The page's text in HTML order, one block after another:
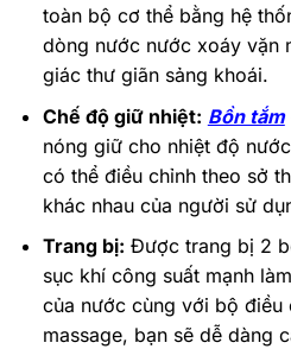
toàn bộ cơ thể bằng hệ
dòng nước nước xoáy vặn
giác thư giãn sảng khoái.
Chế độ giữ nhiệt: Bồn tắm
nóng giữ cho nhiệt độ
có thể điều chỉnh theo sở
khác nhau của người sử
Trang bị: Được trang bị 2
sục khí công suất mạnh
của nước cùng với bộ điều
massage, bạn sẽ dễ dàng